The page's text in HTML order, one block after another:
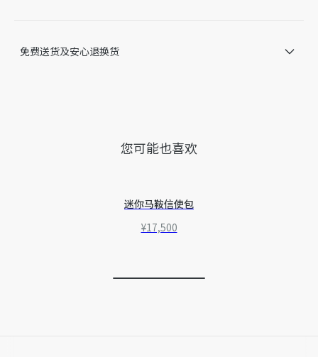
因技术局限、产品改良或生产批次等原因，网站中的信息可能存
免费送货及安心退换货
您可能也喜欢
迷你马鞍信使包
¥17,500